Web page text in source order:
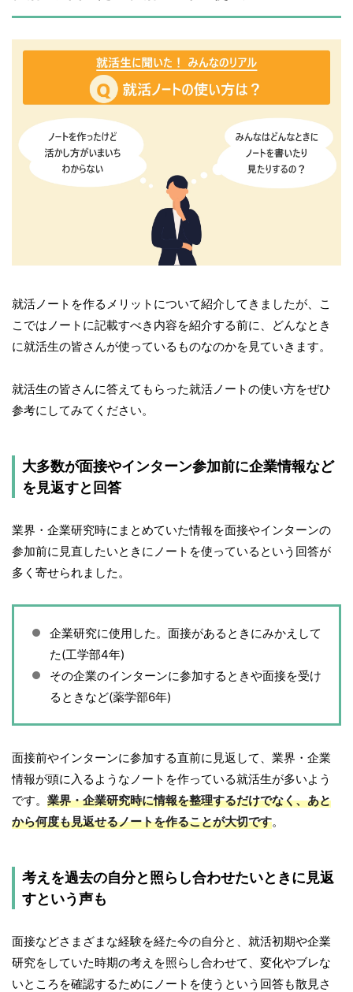
就活ノートを作るメリットについて紹介してきましたが、こ
こではノートに記載すべき内容を紹介する前に、どんなとき
に就活生の皆さんが使っているものなのかを見ていきます。
就活生の皆さんに答えてもらった就活ノートの使い方をぜひ
参考にしてみてください。
大多数が面接やインターン参加前に企業情報など
を見返すと回答
業界・企業研究時にまとめていた情報を面接やインターンの
参加前に見直したいときにノートを使っているという回答が
多く寄せられました。
企業研究に使用した。面接があるときにみかえして
た(工学部4年)
その企業のインターンに参加するときや面接を受け
るときなど(薬学部6年)
面接前やインターンに参加する直前に見返して、業界・企業
情報が頭に入るようなノートを作っている就活生が多いよう
です。 業界・企業研究時に情報を整理するだけでなく、あと
から何度も見返せるノートを作ることが大切です。
考えを過去の自分と照らし合わせたいときに見返
すという声も
面接などさまざまな経験を経た今の自分と、就活初期や企業
研究をしていた時期の考えを照らし合わせて、変化やブレな
いところを確認するためにノートを使うという回答も散見さ